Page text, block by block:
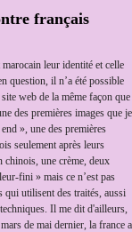
français
leur identité et celle
question, il n’a été possible
web de la même façon que
des premières images que je
», une des premières
seulement après leurs
chinois, une crème, deux
fini » mais ce n’est pas
qui utilisent des traités, aussi
Il me dit d'ailleurs,
de mai dernier, la france a